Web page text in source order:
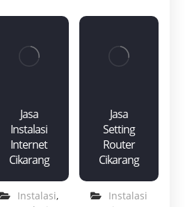
Jasa
Instalasi
Internet
Cikarang
Instalasi,
Jasa
Setting
Router
Cikarang
Instalasi